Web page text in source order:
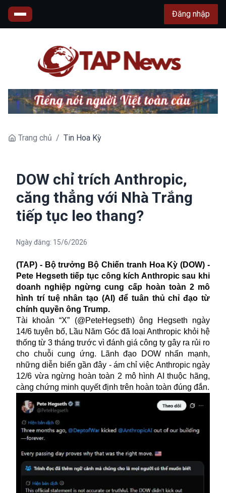
Đăng nhập
Trang chủ / Tin Hoa Kỳ
DOW chỉ trích Anthropic,
căng thẳng với Nhà Trắng
tiếp tục leo thang?
Ngày đăng: 15/6/2026
(TAP) - Bộ trưởng Bộ Chiến tranh Hoa Kỳ (DOW) -
Pete Hegseth tiếp tục công kích Anthropic sau khi
doanh nghiệp ngừng cung cấp hoàn toàn 2 mô
hình trí tuệ nhân tạo (AI) để tuân thủ chỉ đạo từ
chính quyền ông Trump.
Tài khoản “X” (@PeteHegseth) ông Hegseth ngày
14/6 tuyên bố, Lầu Năm Góc đã loại Anthropic khỏi hệ
thống từ 3 tháng trước vì đánh giá công ty gây ra rủi ro
cho chuỗi cung ứng. Lãnh đạo DOW nhấn mạnh,
những diễn biến gần đây - ám chỉ việc Anthropic ngày
12/6 vừa ngừng hoàn toàn 2 mô hình AI thuộc hãng,
càng chứng minh quyết định trên hoàn toàn đúng đắn.